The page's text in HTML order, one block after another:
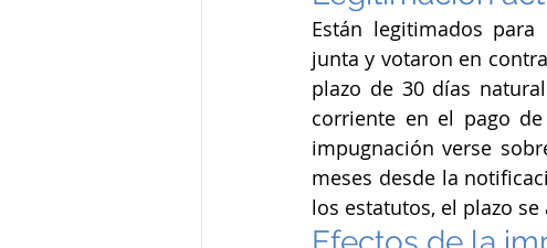
Están legitimados
junta y votaron en
plazo de 30 días
corriente en el pago
impugnación verse
meses desde la
los estatutos, el plazo